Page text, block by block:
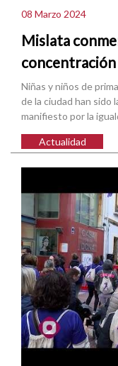
08 Marzo 2024
Mislata
Niñas y niños de
de la ciudad han sido
manifiesto por la
Actualidad